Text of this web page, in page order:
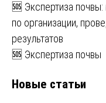
🆘 Экспертиза
по организации,
результатов
🆘 Экспертиза почвы
Новые статьи